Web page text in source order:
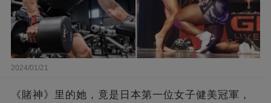
2024/01/21
《賭神》里的她，竟是日本第一位女子健美冠軍，